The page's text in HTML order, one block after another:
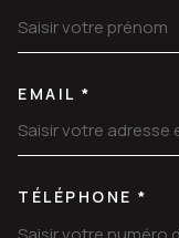
EMAIL *
TÉLÉPHONE *